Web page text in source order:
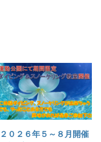
０２６年５～８月開催